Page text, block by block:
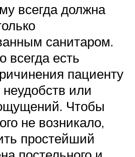
всегда должна
санитаром.
всегда есть
пациенту
или
Чтобы
не возникало,
простейший